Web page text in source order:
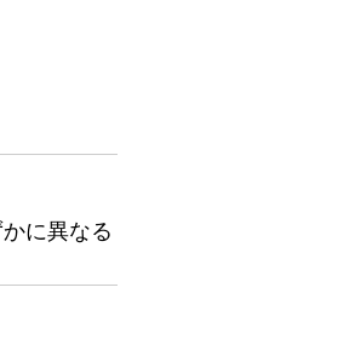
に異なる